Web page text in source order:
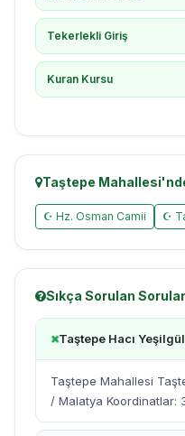
Tekerlekli Giriş
Kuran Kursu
Taştepe
☪ Hz. Osman Camii ☪
Sıkça Sorulan Sorular
Taştepe Hacı
Taştepe Mahallesi
/ Malatya Koordinatlar: